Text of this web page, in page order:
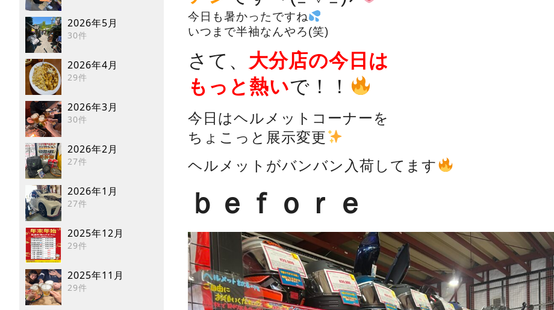
2026年5月
30件
2026年4月
29件
2026年3月
30件
2026年2月
27件
2026年1月
27件
2025年12月
29件
2025年11月
29件
今日も暑かったですね
いつまで半袖なんやろ(笑)
さて、 大分店の今日は
もっと熱いで！！
今日はヘルメットコーナーを
ちょこっと展示変更
ヘルメットがバンバン入荷してます
ｂｅｆｏｒｅ